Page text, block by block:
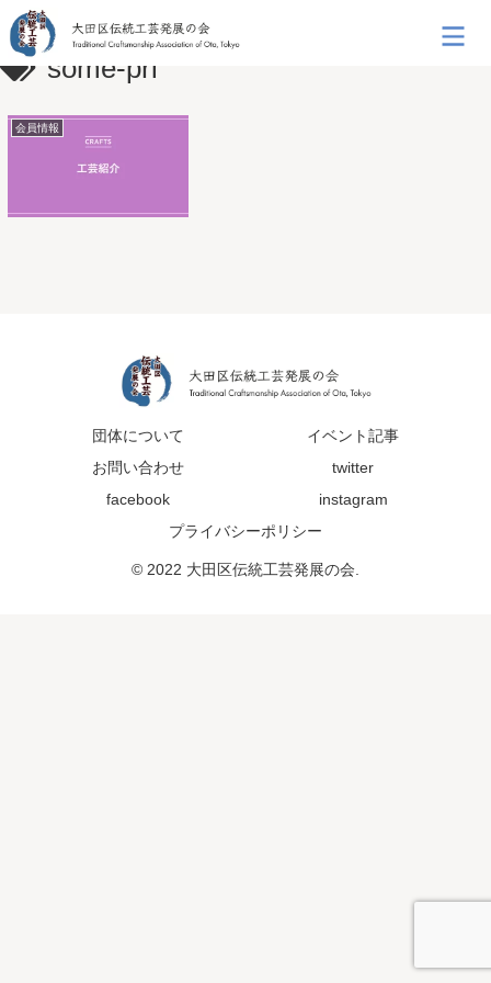
some-pri
会員情報
団体について
イベント記事
お問い合わせ
twitter
facebook
instagram
プライバシーポリシー
© 2022 大田区伝統工芸発展の会.